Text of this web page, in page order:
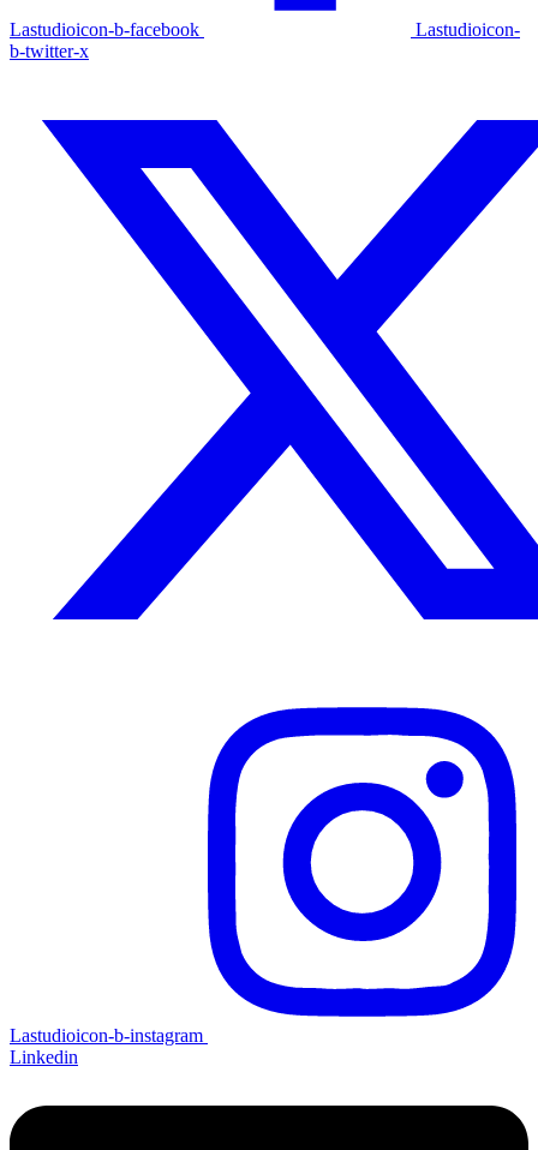
Lastudioicon-b-facebook
Lastudioicon-
b-twitter-x
Lastudioicon-b-instagram
Linkedin